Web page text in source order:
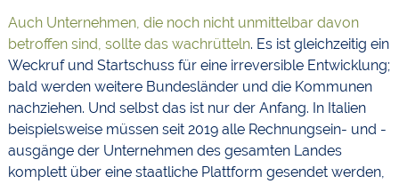
Auch Unternehmen, die noch nicht unmittelbar davon
betroffen sind, sollte das wachrütteln. Es ist gleichzeitig ein
Weckruf und Startschuss für eine irreversible Entwicklung;
bald werden weitere Bundesländer und die Kommunen
nachziehen. Und selbst das ist nur der Anfang. In Italien
beispielsweise müssen seit 2019 alle Rechnungsein- und -
ausgänge der Unternehmen des gesamten Landes
komplett über eine staatliche Plattform gesendet werden,